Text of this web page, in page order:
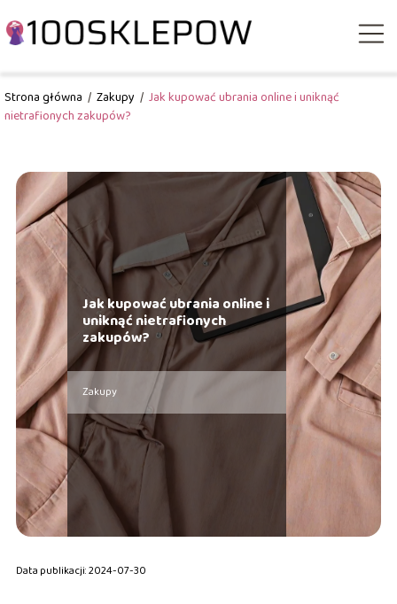
Strona główna / Zakupy / Jak kupować ubrania online i uniknąć
nietrafionych zakupów?
Jak kupować ubrania online i
uniknąć nietrafionych
zakupów?
Zakupy
Data publikacji: 2024-07-30